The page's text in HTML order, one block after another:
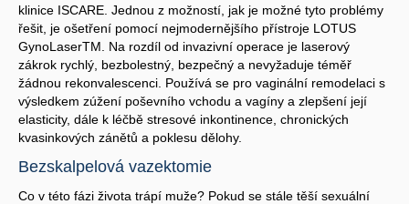
klinice ISCARE. Jednou z možností, jak je možné tyto problémy
řešit, je ošetření pomocí nejmodernějšího přístroje LOTUS
GynoLaserTM. Na rozdíl od invazivní operace je laserový
zákrok rychlý, bezbolestný, bezpečný a nevyžaduje téměř
žádnou rekonvalescenci. Používá se pro vaginální remodelaci s
výsledkem zúžení poševního vchodu a vagíny a zlepšení její
elasticity, dále k léčbě stresové inkontinence, chronických
kvasinkových zánětů a poklesu dělohy.
Bezskalpelová vazektomie
Co v této fázi života trápí muže? Pokud se stále těší sexuální